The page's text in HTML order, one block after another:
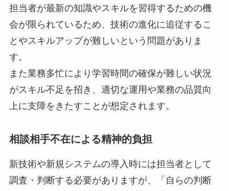
担当者が最新の知識やスキルを習得するための機
会が限られているため、技術の進化に追従するこ
とやスキルアップが難しいという問題がありま
す。
また業務多忙により学習時間の確保が難しい状況
がスキル不足を招き、適切な運用や業務の品質向
上に支障をきたすことが想定されます。
相談相手不在による精神的負担
新技術や新規システムの導入時には担当者として
調査・判断する必要がありますが、「自らの判断